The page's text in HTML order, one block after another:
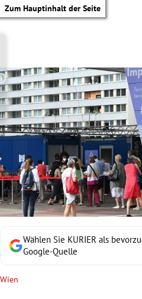
Zum Hauptinhalt der Seite
Untermenü
Untermenü
Wählen Sie KURIER als
Google-Quelle
Wien
Copyright-Hinweis öffnen/